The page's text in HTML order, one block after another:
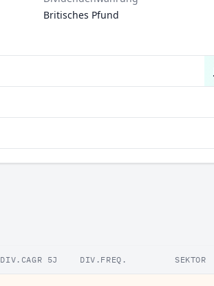
Britisches Pfund
DIV.CAGR 5J DIV.FREQ. SEKTOR